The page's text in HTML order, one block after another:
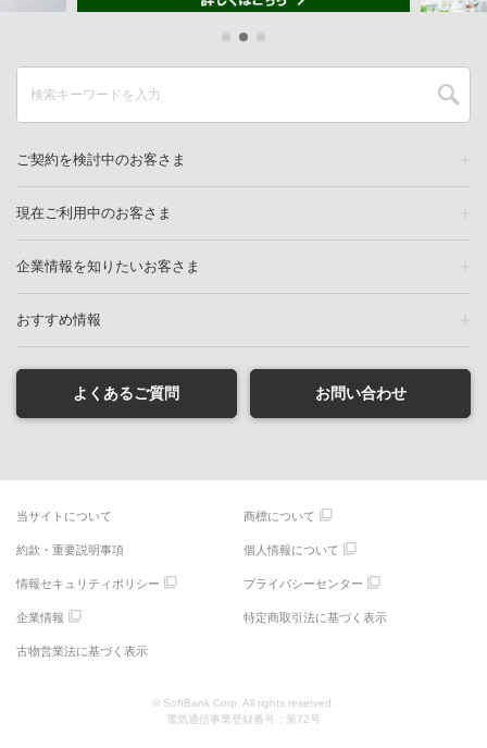
ご契約を検討中のお客さま
現在ご利用中のお客さま
企業情報を知りたいお客さま
おすすめ情報
よくあるご質問 お問い合わせ
当サイトについて 商標について
約款・重要説明事項 個人情報について
情報セキュリティポリシー プライバシーセンター
企業情報 特定商取引法に基づく表示
古物営業法に基づく表示
© SoftBank Corp. All rights reserved.
電気通信事業登録番号：第72号